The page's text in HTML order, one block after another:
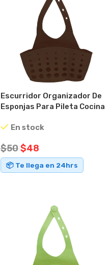
Escurridor Organizador De
Esponjas Para Pileta Cocina
En stock
$50$48
📦 Te llega en 24hrs